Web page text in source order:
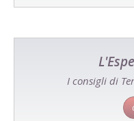
I consigli di